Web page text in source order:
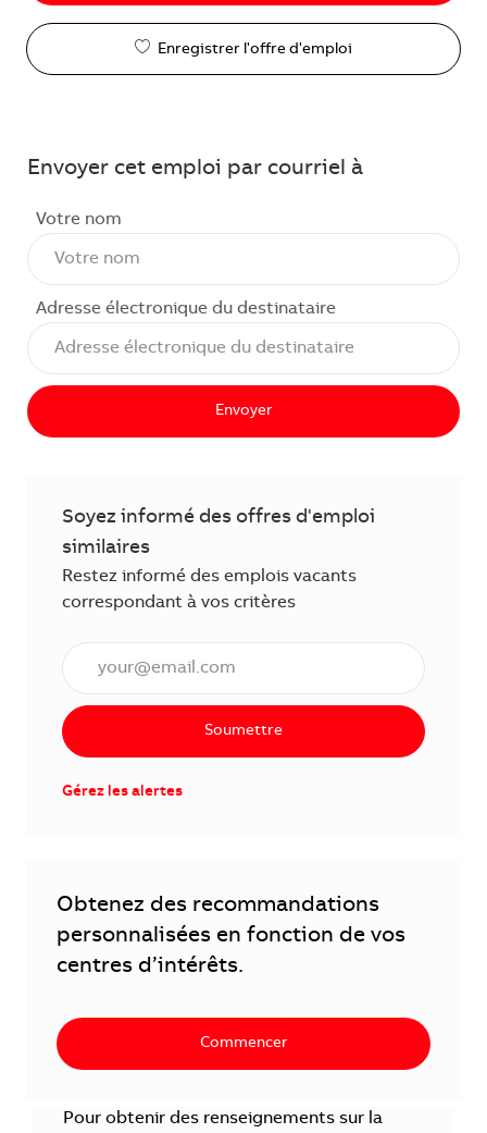
Enregistrer l'offre d'emploi
Envoyer cet emploi par courriel à
Votre nom
Adresse électronique du destinataire
Envoyer
Soyez informé des offres d'emploi
similaires
Restez informé des emplois vacants
correspondant à vos critères
Saisissez l'adresse électronique (obligatoire)
Soumettre
Gérez les alertes
Obtenez des recommandations
personnalisées en fonction de vos
centres d’intérêts.
Commencer
Pour obtenir des renseignements sur la